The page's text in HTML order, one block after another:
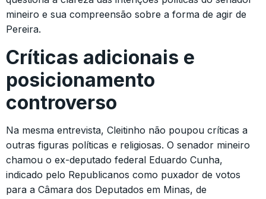
mineiro e sua compreensão sobre a forma de agir de
Pereira.
Críticas adicionais e
posicionamento
controverso
Na mesma entrevista, Cleitinho não poupou críticas a
outras figuras políticas e religiosas. O senador mineiro
chamou o ex-deputado federal Eduardo Cunha,
indicado pelo Republicanos como puxador de votos
para a Câmara dos Deputados em Minas, de